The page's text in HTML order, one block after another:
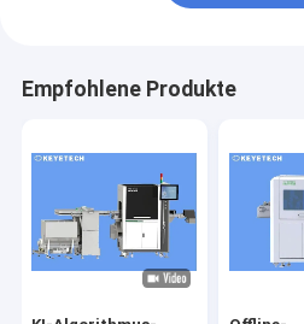
Empfohlene Produkte